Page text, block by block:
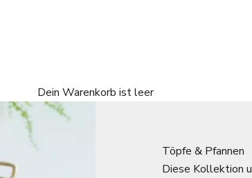
Dein Warenkorb ist leer
Töpfe & Pfannen
Diese Kollektion